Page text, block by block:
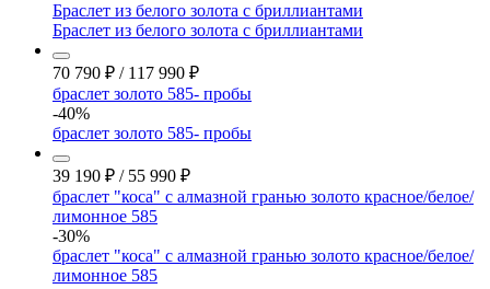
Браслет из белого золота с бриллиантами
Браслет из белого золота с бриллиантами
70 790 ₽ / 117 990 ₽
браслет золото 585- пробы
-40%
браслет золото 585- пробы
39 190 ₽ / 55 990 ₽
браслет "коса" с алмазной гранью золото красное/белое/
лимонное 585
-30%
браслет "коса" с алмазной гранью золото красное/белое/
лимонное 585